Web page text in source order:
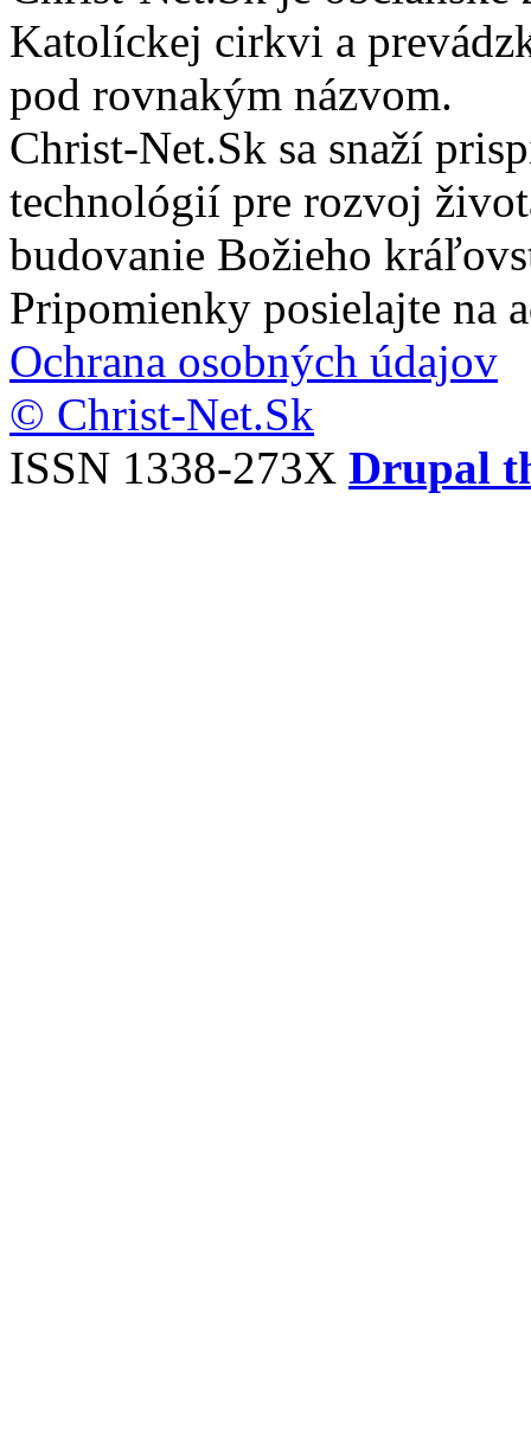
Katolíckej cirkvi a
pod rovnakým názvom.
Christ-Net.Sk sa snaží
technológií pre rozvoj
budovanie Božieho
Pripomienky posielajte na
Ochrana osobných údajov
© Christ-Net.Sk
ISSN 1338-273X Drupal